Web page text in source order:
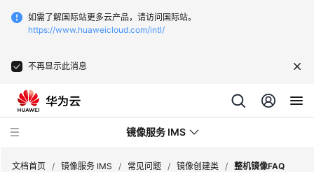
如需了解国际站更多云产品，请访问国际站。
https://www.huaweicloud.com/intl/
不再显示此消息
镜像服务 IMS
文档首页 / 镜像服务 IMS / 常见问题 / 镜像创建类 / 整机镜像FAQ